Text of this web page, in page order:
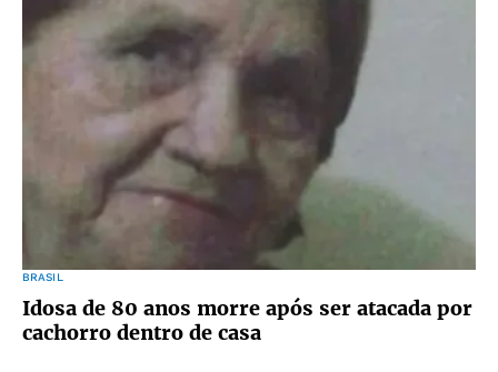
BRASIL
Idosa de 80 anos morre após ser atacada por
cachorro dentro de casa